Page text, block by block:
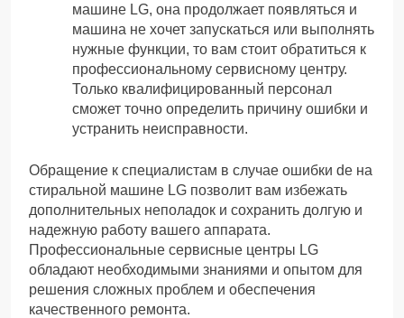
машине LG, она продолжает появляться и
машина не хочет запускаться или выполнять
нужные функции, то вам стоит обратиться к
профессиональному сервисному центру.
Только квалифицированный персонал
сможет точно определить причину ошибки и
устранить неисправности.
Обращение к специалистам в случае ошибки de на
стиральной машине LG позволит вам избежать
дополнительных неполадок и сохранить долгую и
надежную работу вашего аппарата.
Профессиональные сервисные центры LG
обладают необходимыми знаниями и опытом для
решения сложных проблем и обеспечения
качественного ремонта.